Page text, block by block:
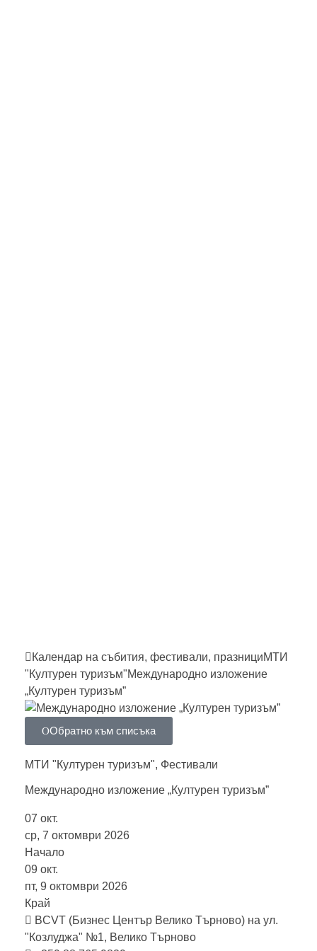
Календар на събития, фестивали, празнициМТИ
"Културен туризъм"Международно изложение
„Културен туризъм”
Обратно към списъка
МТИ "Културен туризъм", Фестивали
Международно изложение „Културен туризъм”
07 окт.
ср, 7 октомври 2026
Начало
09 окт.
пт, 9 октомври 2026
Край
BCVT (Бизнес Център Велико Търново) на ул.
"Козлуджа" №1, Велико Търново